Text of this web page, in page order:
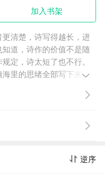
加入书架
清楚，诗写得越长，进
道，诗作的价值不是随
定，诗太短了也不行。
里的思绪全部写下来，
的信封里，上面盖上花
后揣上信，怀着喜悦的
逆序